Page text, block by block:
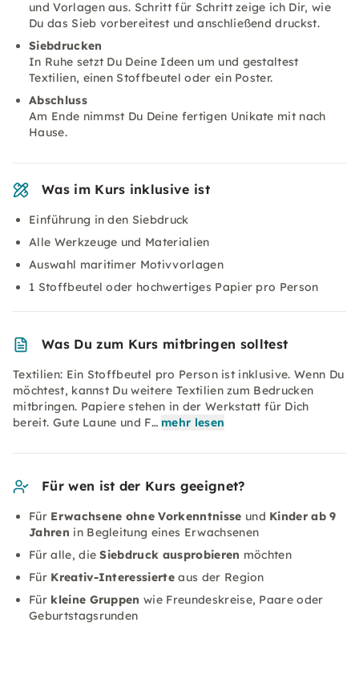
und Vorlagen aus. Schritt für Schritt zeige ich Dir, wie
Du das Sieb vorbereitest und anschließend druckst.
Siebdrucken
In Ruhe setzt Du Deine Ideen um und gestaltest
Textilien, einen Stoffbeutel oder ein Poster.
Abschluss
Am Ende nimmst Du Deine fertigen Unikate mit nach
Hause.
Was im Kurs inklusive ist
Einführung in den Siebdruck
Alle Werkzeuge und Materialien
Auswahl maritimer Motivvorlagen
1 Stoffbeutel oder hochwertiges Papier pro Person
Was Du zum Kurs mitbringen solltest
Textilien: Ein Stoffbeutel pro Person ist inklusive. Wenn Du
möchtest, kannst Du weitere Textilien zum Bedrucken
mitbringen. Papiere stehen in der Werkstatt für Dich
bereit. Gute Laune und F… mehr lesen
Für wen ist der Kurs geeignet?
Für Erwachsene ohne Vorkenntnisse und Kinder ab 9
Jahren in Begleitung eines Erwachsenen
Für alle, dieSiebdruck ausprobieren möchten
Für Kreativ-Interessierte aus der Region
Für kleine Gruppen wie Freundeskreise, Paare oder
Geburtstagsrunden